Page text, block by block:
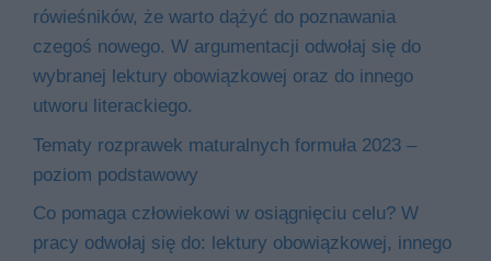
rówieśników, że warto dążyć do poznawania
czegoś nowego. W argumentacji odwołaj się do
wybranej lektury obowiązkowej oraz do innego
utworu literackiego.
Tematy rozprawek maturalnych formuła 2023 –
poziom podstawowy
Co pomaga człowiekowi w osiągnięciu celu? W
pracy odwołaj się do: lektury obowiązkowej, innego